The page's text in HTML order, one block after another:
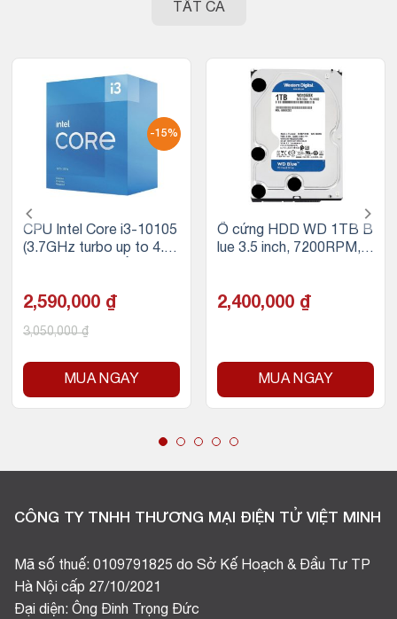
TẤT CẢ
-15%
CPU Intel Core i3-10105
(3.7GHz turbo up to 4.4
2,590,000 ₫
3,050,000₫
MUA NGAY
Ổ cứng HDD WD 1TB B
lue 3.5 inch, 7200RPM, S
2,400,000 ₫
MUA NGAY
CÔNG TY TNHH THƯƠNG MẠI ĐIỆN TỬ VIỆT MINH
Mã số thuế: 0109791825 do Sở Kế Hoạch & Đầu Tư TP
Hà Nội cấp 27/10/2021
Đại diện: Ông Đinh Trọng Đức